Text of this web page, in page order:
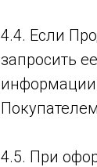
4.4. Если
запросить
информации
4.5. При